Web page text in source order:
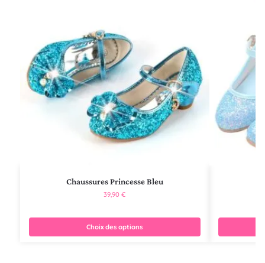
Chaussures Princesse Bleu
39,90€
Choix des options